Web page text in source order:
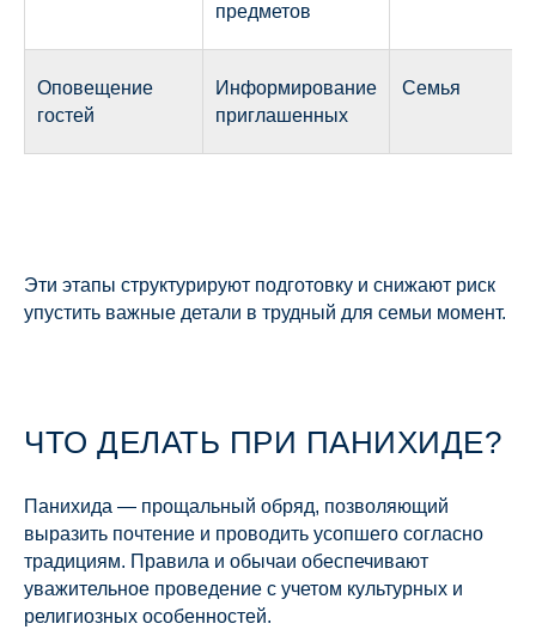
предметов
Оповещение
гостей
Информирование
приглашенных
Семья
Эти этапы структурируют подготовку и снижают риск
упустить важные детали в трудный для семьи момент.
ЧТО ДЕЛАТЬ ПРИ ПАНИХИДЕ?
Панихида — прощальный обряд, позволяющий
выразить почтение и проводить усопшего согласно
традициям. Правила и обычаи обеспечивают
уважительное проведение с учетом культурных и
религиозных особенностей.